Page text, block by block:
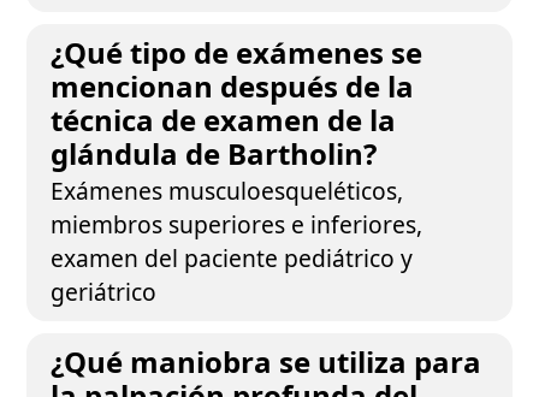
¿Qué tipo de exámenes se
mencionan después de la
técnica de examen de la
glándula de Bartholin?
Exámenes musculoesqueléticos,
miembros superiores e inferiores,
examen del paciente pediátrico y
geriátrico
¿Qué maniobra se utiliza para